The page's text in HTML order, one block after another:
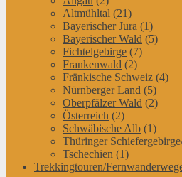
Altmühltal (21)
Bayerischer Jura (1)
Bayerischer Wald (5)
Fichtelgebirge (7)
Frankenwald (2)
Fränkische Schweiz (4)
Nürnberger Land (5)
Oberpfälzer Wald (2)
Österreich (2)
Schwäbische Alb (1)
Thüringer
Tschechien (1)
Trekkingtouren/